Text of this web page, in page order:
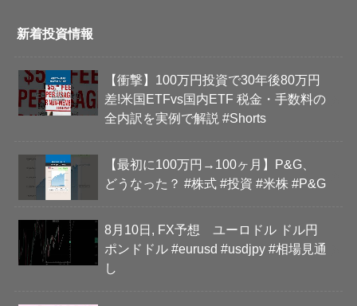
新着投資情報
【衝撃】100万円投資で30年後80万円
差!米国ETFvs国内ETF 税金・手数料の
全内訳を実例で解説 #Shorts
【最初に100万円→100ヶ月】P&G、
どうなった？ #株式 #投資 #米株 #P&G
8月10日, FX予想 ユーロドル ドル円
ポンドドル #eurusd #usdjpy #相場見通
し